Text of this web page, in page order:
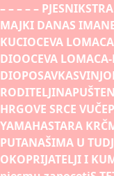
– – – – – PJESNIK
MAJKI DANAS IMA
KUCIOCEVA
DIOOCEVA
DIOPOSAVKA
RODITELJI
HRGOVE SRCE VUČE
YAMAHASTARA
PUTANAŠIMA U
OKOPRIJATELJI I